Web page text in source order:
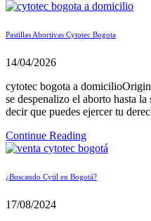
Pastillas Abortivas Cytotec Bogota
14/04/2026
cytotec bogota a
se despenalizo el aborto hasta
decir que puedes ejercer tu
Continue Reading
¿Buscando Cytil en Bogotá?
17/08/2024